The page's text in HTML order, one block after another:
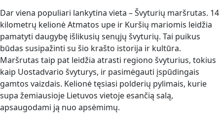
Dar viena populiari lankytina vieta – Švyturių maršrutas. 14
kilometrų kelionė Atmatos upe ir Kuršių mariomis leidžia
pamatyti daugybę išlikusių senųjų švyturių. Tai puikus
būdas susipažinti su šio krašto istorija ir kultūra.
Maršrutas taip pat leidžia atrasti regiono švyturius, tokius
kaip Uostadvario švyturys, ir pasimėgauti įspūdingais
gamtos vaizdais. Kelionė tęsiasi polderių pylimais, kurie
supa žemiausioje Lietuvos vietoje esančią salą,
apsaugodami ją nuo apsėmimų.